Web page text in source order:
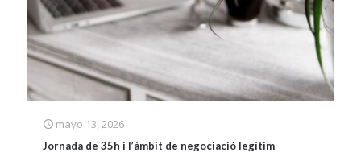
mayo 13, 2026
Jornada de 35h i l’àmbit de negociació legítim